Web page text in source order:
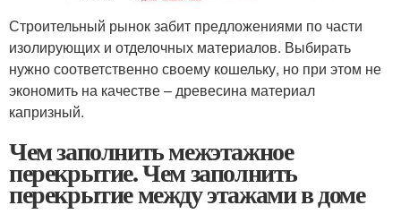
Строительный рынок забит предложениями по части
изолирующих и отделочных материалов. Выбирать
нужно соответственно своему кошельку, но при этом не
экономить на качестве – древесина материал
капризный.
Чем заполнить межэтажное
перекрытие. Чем заполнить
перекрытие между этажами в доме